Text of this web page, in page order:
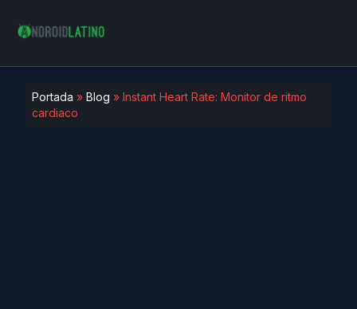
Portada » Blog » Instant Heart Rate: Monitor de ritmo
cardiaco